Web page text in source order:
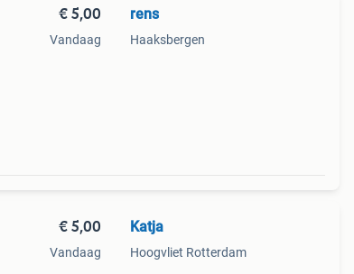
€ 5,00
Vandaag
rens
Haaksbergen
€ 5,00
Vandaag
Katja
Hoogvliet Rotterdam